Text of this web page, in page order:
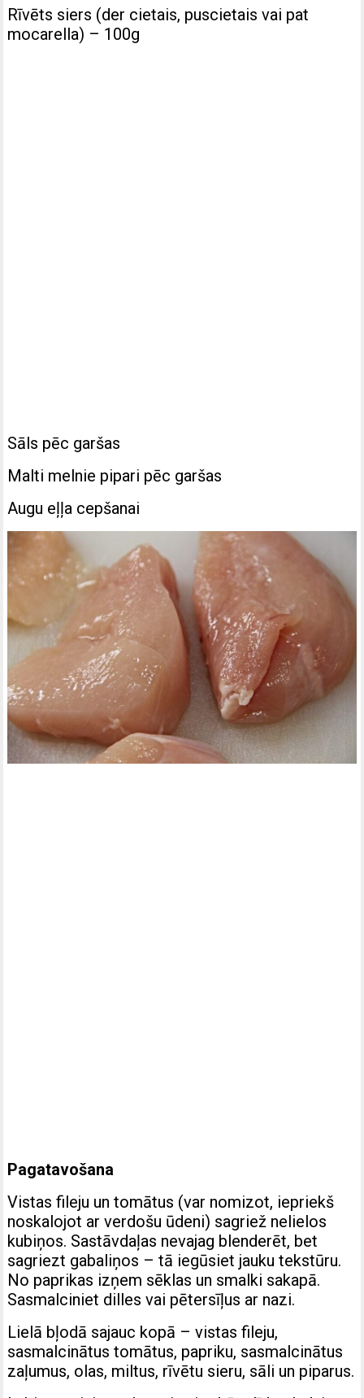
Rīvēts siers (der cietais, puscietais vai pat
mocarella) – 100g
Sāls pēc garšas
Malti melnie pipari pēc garšas
Augu eļļa cepšanai
Pagatavošana
Vistas fileju un tomātus (var nomizot, iepriekš
noskalojot ar verdošu ūdeni) sagriež nelielos
kubiņos. Sastāvdaļas nevajag blenderēt, bet
sagriezt gabaliņos – tā iegūsiet jauku tekstūru.
No paprikas izņem sēklas un smalki sakapā.
Sasmalciniet dilles vai pētersīļus ar nazi.
Lielā bļodā sajauc kopā – vistas fileju,
sasmalcinātus tomātus, papriku, sasmalcinātus
zaļumus, olas, miltus, rīvētu sieru, sāli un piparus.